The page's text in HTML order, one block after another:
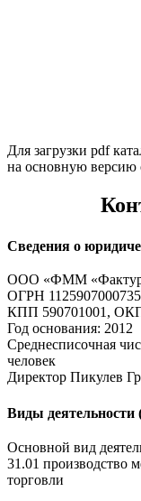
Для загрузки pdf
на основную версию
Сведения о
ООО «ФММ
ОГРН
КПП 590701001,
Год основания: 2012
Среднесписочная
человек
Директор Пикулев
Виды
Основной вид
31.01 производство
торговли